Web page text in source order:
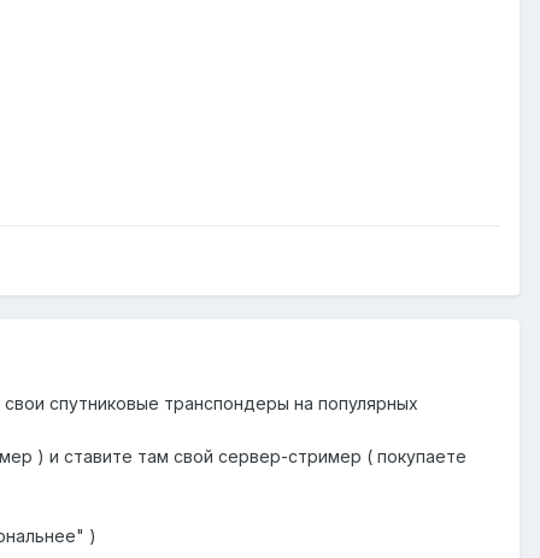
спутниковые транспондеры на популярных
) и ставите там свой сервер-стример ( покупаете
)